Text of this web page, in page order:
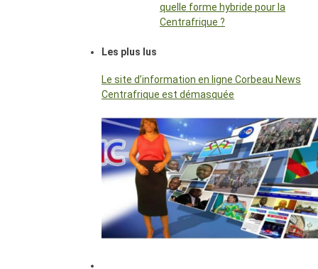
quelle forme hybride pour la
Centrafrique ?
Les plus lus
Le site d’information en ligne Corbeau News
Centrafrique est démasquée